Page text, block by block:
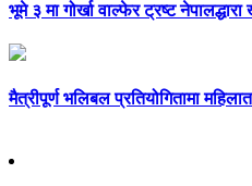
भूमे ३ मा गोर्खा वाल्फेर ट्रष्ट
मैत्रीपूर्ण भलिबल प्रतियोगितामा